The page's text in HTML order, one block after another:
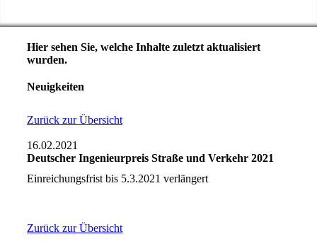
Hier sehen Sie, welche Inhalte zuletzt aktualisiert
wurden.
Neuigkeiten
Zurück zur Übersicht
16.02.2021
Deutscher Ingenieurpreis Straße und Verkehr 2021
Einreichungsfrist bis 5.3.2021 verlängert
Zurück zur Übersicht